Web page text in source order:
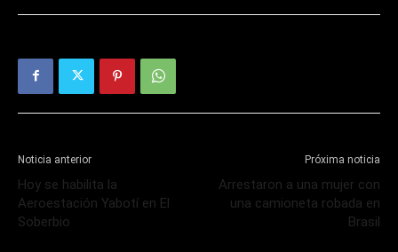
Noticia anterior
Hoy se habilita la
Aeroestación Yabotí en El
Soberbio
Próxima noticia
Arrestaron a una mujer con
una camioneta robada en
Brasil